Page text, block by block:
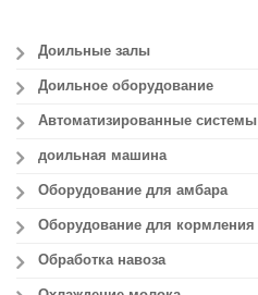
Доильные залы
Доильное оборудование
Автоматизированные системы
доильная машина
Оборудование для амбара
Оборудование для кормления
Обработка навоза